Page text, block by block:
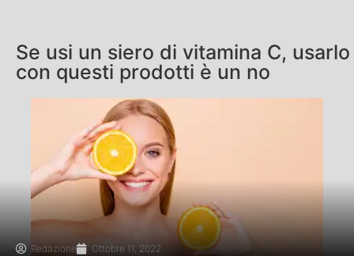
Se usi un siero di vitamina C, usarlo
con questi prodotti è un no
Redazione Ottobre 11, 2022